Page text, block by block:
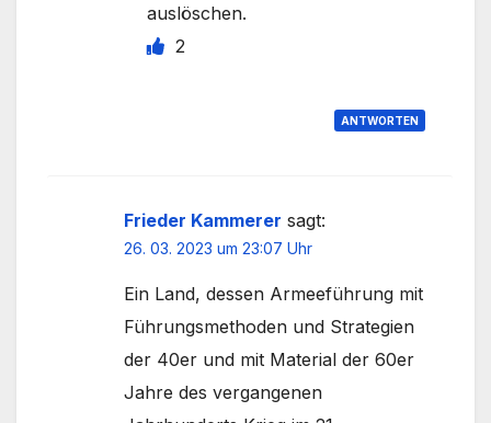
auslöschen.
2
ANTWORTEN
Frieder Kammerer sagt:
26. 03. 2023 um 23:07 Uhr
Ein Land, dessen Armeeführung mit
Führungsmethoden und Strategien
der 40er und mit Material der 60er
Jahre des vergangenen